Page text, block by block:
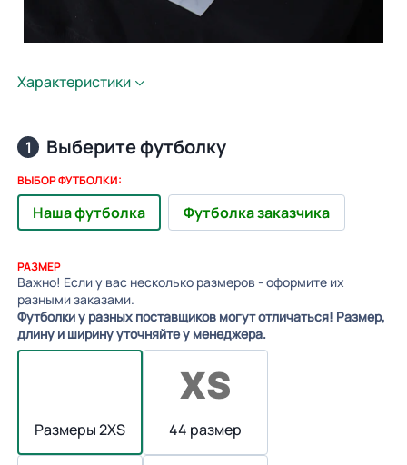
Характеристики
1 Выберите футболку
ВЫБОР ФУТБОЛКИ:
Наша футболка Футболка заказчика
РАЗМЕР
Важно! Если у вас несколько размеров - оформите их
разными заказами.
Футболки у разных поставщиков могут отличаться! Размер,
длину и ширину уточняйте у менеджера.
Размеры 2XS 44 размер